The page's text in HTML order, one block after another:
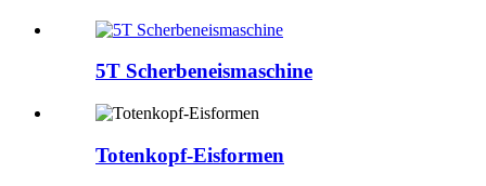
5T Scherbeneismaschine
Totenkopf-Eisformen